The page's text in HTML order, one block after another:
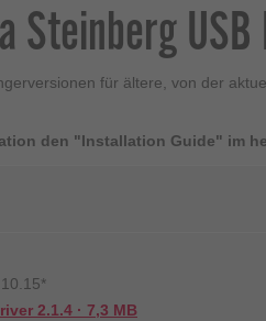
Steinberg
für ältere, von der
den "Installation Guide" im
2.1.4 · 7,3 MB